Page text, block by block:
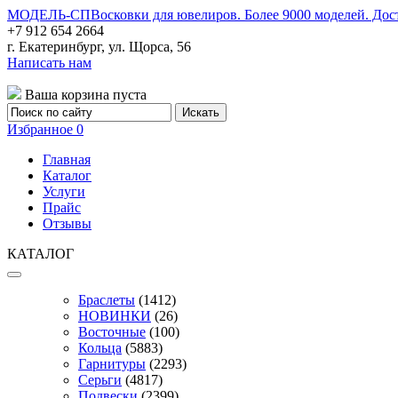
МОДЕЛЬ-СПВосковки для ювелиров. Более 9000 моделей.
+7 912 654 2664
г. Екатеринбург, ул. Щорса, 56
Написать нам
Ваша корзина пуста
Избранное 0
Главная
Каталог
Услуги
Прайс
Отзывы
КАТАЛОГ
Браслеты (1412)
НОВИНКИ (26)
Восточные (100)
Кольца (5883)
Гарнитуры (2293)
Серьги (4817)